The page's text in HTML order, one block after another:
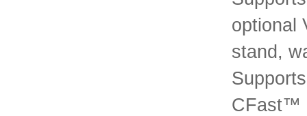
optional
stand,
CFast™